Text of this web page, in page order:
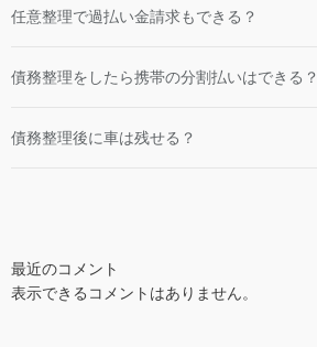
任意整理で過払い金請求もできる？
債務整理をしたら携帯の分割払いはできる？
債務整理後に車は残せる？
最近のコメント
表示できるコメントはありません。